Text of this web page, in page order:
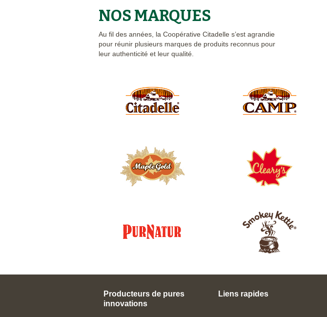
NOS MARQUES
Au fil des années, la Coopérative Citadelle s’est agrandie
pour réunir plusieurs marques de produits reconnus pour
leur authenticité et leur qualité.
Producteurs de pures
innovations
Liens rapides